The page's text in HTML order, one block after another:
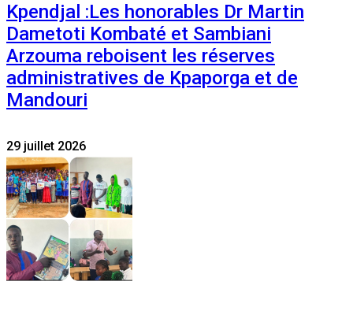
Kpendjal :Les honorables Dr Martin
Dametoti Kombaté et Sambiani
Arzouma reboisent les réserves
administratives de Kpaporga et de
Mandouri
29 juillet 2026